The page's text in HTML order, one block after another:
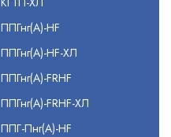
ППГнг(А)-HF
ППГнг(А)-HF-ХЛ
ППГнг(А)-FRHF
ППГнг(А)-FRHF-ХЛ
ППГ-Пнг(А)-HF